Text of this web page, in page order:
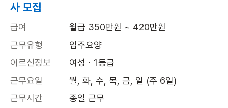
사 모집
급여
월급 350만원 ~ 420만원
근무유형
입주요양
어르신정보
여성 · 1등급
근무요일
월, 화, 수, 목, 금, 일 (주 6일)
근무시간
종일 근무